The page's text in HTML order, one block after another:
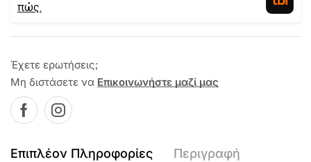
πώς.
Έχετε ερωτήσεις;
Μη διστάσετε να Επικοινωνήστε μαζί μας
Επιπλέον Πληροφορίες Περιγραφή